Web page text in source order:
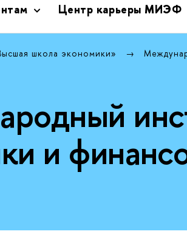
Центр карьеры МИЭФ
школа экономики»
и